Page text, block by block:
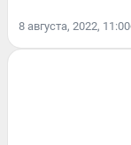
8 августа, 2022, 11:00